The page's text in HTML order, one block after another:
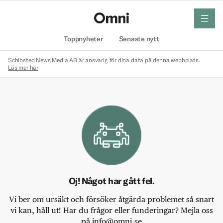
Toppnyheter Senaste nytt
meny
Schibsted News Media AB är ansvarig för dina data på denna webbplats.
Läs mer här
Oj! Något har gått fel.
Vi ber om ursäkt och försöker åtgärda problemet så snart
vi kan, håll ut! Har du frågor eller funderingar? Mejla oss